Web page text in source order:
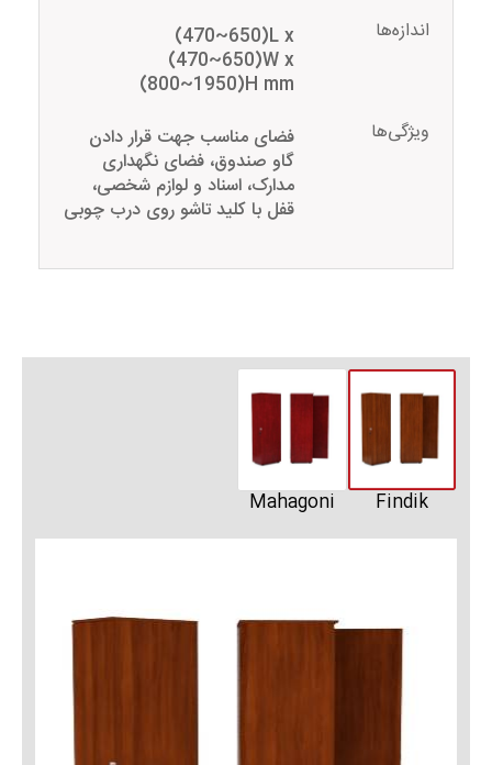
اندازه‌ها
(470~650)L x
(470~650)W x
(800~1950)H mm
ویژگی‌ها
فضای مناسب جهت قرار دادن
گاو صندوق، فضای نگهداری
مدارک، اسناد و لوازم شخصی،
قفل با کلید تاشو روی درب چوبی
Findik
Mahagoni